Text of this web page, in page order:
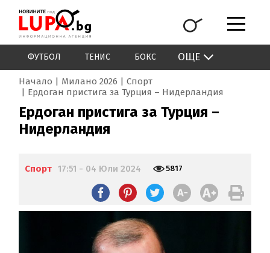
ФУТБОЛ ТЕНИС БОКС ОЩЕ
Начало Милано 2026
Спорт
Ердоган пристига за Турция – Нидерландия
Ердоган пристига за Турция –
Нидерландия
Спорт 17:51 - 04 Юли 2024 5817